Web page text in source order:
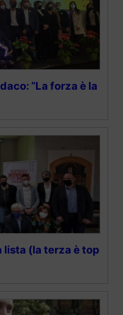
“La forza è la
lista (la terza è top